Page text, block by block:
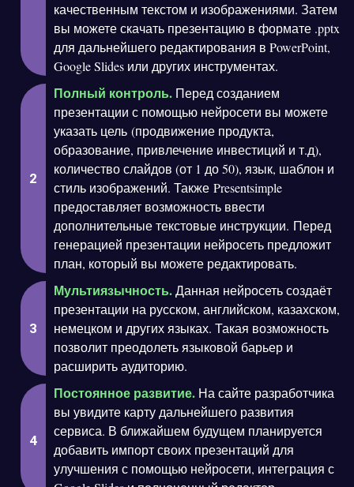
качественным текстом и изображениями. Затем
вы можете скачать презентацию в формате .pptx
для дальнейшего редактирования в PowerPoint,
Google Slides или других инструментах.
Полный контроль. Перед созданием
презентации с помощью нейросети вы можете
указать цель (продвижение продукта,
образование, привлечение инвестиций и т.д),
количество слайдов (от 1 до 50), язык, шаблон и
стиль изображений. Также Presentsimple
предоставляет возможность ввести
дополнительные текстовые инструкции. Перед
генерацией презентации нейросеть предложит
план, который вы можете редактировать.
Мультиязычность.Данная нейросеть создаёт
презентации на русском, английском, казахском,
немецком и других языках. Такая возможность
позволит преодолеть языковой барьер и
расширить аудиторию.
Постоянное развитие. На сайте разработчика
вы увидите карту дальнейшего развития
сервиса. В ближайшем будущем планируется
добавить импорт своих презентаций для
улучшения с помощью нейросети, интеграция с